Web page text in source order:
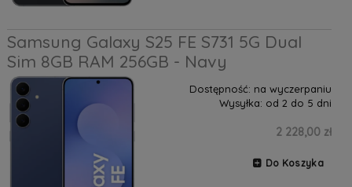
Samsung Galaxy S25 FE S731 5G Dual
Sim 8GB RAM 256GB - Navy
Dostępność: na wyczerpaniu
Wysyłka: od 2 do 5 dni
2 228,00 zł
Do Koszyka